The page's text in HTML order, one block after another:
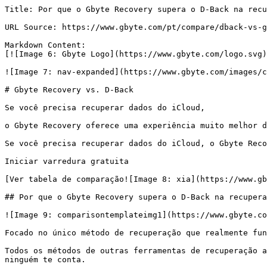
Title: Por que o Gbyte Recovery supera o D-Back na recuperação de dados do iPhone

URL Source: https://www.gbyte.com/pt/compare/dback-vs-gbyte

Markdown Content:
[![Image 6: Gbyte Logo](https://www.gbyte.com/logo.svg)](https://www.gbyte.com/pt)

![Image 7: nav-expanded](https://www.gbyte.com/images/components-icon/segment.svg)

# Gbyte Recovery vs. D-Back

Se você precisa recuperar dados do iCloud,

o Gbyte Recovery oferece uma experiência muito melhor do que o iMyFone D-Back.

Se você precisa recuperar dados do iCloud, o Gbyte Recovery oferece uma experiência muito melhor do que o iMyFone D-Back.

Iniciar varredura gratuita

[Ver tabela de comparação![Image 8: xia](https://www.gbyte.com/images/compare/xia.svg)](https://www.gbyte.com/pt/compare/dback-vs-gbyte#compare-table)

## Por que o Gbyte Recovery supera o D-Back na recuperação de dados do iPhone

![Image 9: comparisontemplateimg1](https://www.gbyte.com/images/compare/comparisontemplateimg1.png)

Focado no único método de recuperação que realmente funciona

Todos os métodos de outras ferramentas de recuperação ainda não dão resultado? Não é sua culpa. Esses métodos não funcionam mais ou vêm com condições rigorosas que ninguém te conta.

O Gbyte ignora os métodos sem saída e foca em uma coisa: a única forma moderna e de alto sucesso para realmente recuperar dados perdidos. Comece a varredura gratuita e veja o que este método pode recuperar para você.

![Image 10: comparisontemplateimg1](https://www.gbyte.com/images/compare/comparisontemplateimg2.png)

Resultados de recuperação que nunca enganam

Algumas ferramentas de recuperação rotulam dados existentes como "excluídos", enganando os usuários a acreditarem que seus dados perdidos foram recuperados. O Gbyte verifica cada informação antes de apresentá-la e nunca marca dados normais como excluídos.

O que você vê nos resultados da varredura reflete o estado real do seu dispositivo, para que você possa tomar decisões com base em informações precisas e honestas.

![Image 11: comparisontemplateimg1](https://www.gbyte.com/images/compare/comparisontemplateimg3.png)

Recupere seus dados perdidos a qualquer hora, em qualquer lugar

O Gbyte Recovery é a única ferramenta que funciona onde quer que você esteja, enquanto outras requerem instalação em desktop. Você pode escanear e visualizar dados perdidos diretamente pelo navegador do celular sem instalar nada.

Sabemos que a perda de dados nem sempre acontece quando você está em frente a um computador. Aja imediatamente com o Gbyte Recovery para recuperar seus dados perdidos no momento certo.

![Image 12: comparisontemplateimg1](https://www.gbyte.com/images/compare/comparisontemplateimg4.png)

A mais ampla cobertura de recuperação de aplicativos do setor

O Gbyte Recovery suporta quase todos os principais tipos de dados de aplicativos do mercado, enquanto muitas outras ferramentas só podem restaurar uma parte. Se você não encontra os dados que procura com outra ferramenta, é provável que esse tipo não seja suportado. De mensagens e contatos a fotos, vídeos e arquivos específicos de aplicativos, cobrimos tudo.

## Compare Gbyte Recovery e D-Back: Funcionalidade por funcionalidade

| Funcionalidades | ![Image 13: Our](https://www.gbyte.com/images/compare/gbyterecovery.svg) Gbyte Recovery | ![Image 14: other side](https://www.gbyte.com/images/compare/d-back.svg) D-Back |
| --- | --- | --- |
| Sem Risco de Reset do iPhone | ![Image 15: true](https://www.gbyte.com/images/compare/tabletrue.svg) | ![Image 16: false](https://www.gbyte.com/images/compare/tablefales.svg) Requer reset do dispositivo para recuperação de backup do iCloud |
| Criptografia de Ponta a Ponta | ![Image 17: true](https://www.gbyte.com/images/compare/tabletrue.svg) | ![Image 18: false](https://www.gbyte.com/images/compare/tablefales.svg) |
| Marcação Precisa de Exclusão | ![Image 19: true](https://www.gbyte.com/images/compare/tabletrue.svg) | ![Image 20: false](https://www.gbyte.com/images/compare/tablefales.svg) |
| Restauração Seletiva de Dados | ![Image 21: true](https://www.gbyte.com/images/compare/tabletrue.svg) | ![Image 22: warning](https://www.gbyte.com/images/compare/warning.svg) Requer sobrescrita completa do dispositivo para recuperação de backup do iCloud |
| Extração de Backup do iCloud | ![Image 23: true](https://www.gbyte.com/images/compare/tabletrue.svg) | ![Image 24: false](https://www.gbyte.com/images/compare/tablefales.svg) |
| Dados Sincronizados do iCloud | ![Image 25: true](https://www.gbyte.com/images/compare/tabletrue.svg) | ![Image 26: true](https://www.gbyte.com/images/compare/tabletrue.svg) |
| Recuperação de Backup do iTunes | ![Image 27: false](https://www.gbyte.com/images/compare/tablefales.svg) | ![Image 28: true](https://www.gbyte.com/images/compare/tabletrue.svg) |
| Recuperação Direta no Dispositivo | ![Image 29: true](https://www.gbyte.com/images/compare/tabletrue.svg) | ![Image 30: warning](https://www.gbyte.com/images/compare/warning.svg) Lê apenas dados existentes parciais, não os excluídos. |
| Varredura Gratuita no Celular | ![Image 31: true](https://www.gbyte.com/images/compare/tabletrue.svg) | ![Image 32: false](https://www.gbyte.com/images/compare/tablefales.svg) |
| Pré-visualização Gratuita de Resultados | ![Image 33: true](https://www.gbyte.com/images/compare/tabletrue.svg) | ![Image 34: warning](https://www.gbyte.com/images/compare/warning.svg) Pré-visualização bloqueada atrás de paywall para recuperação de backup do iCloud |
| Garantia de Reembolso | ![Image 35: true](https://www.gbyte.com/images/compare/tabletrue.svg) 30 dias | ![Image 36: warning](https://www.gbyte.com/images/compare/warning.svg) Difícil de obter |
| Fotos e Vídeos | ![Image 37: true](https://www.gbyte.com/images/compare/tabletrue.svg) | ![Image 38: warning](https://www.gbyte.com/images/compare/warning.svg) Só pode escanear fotos existentes, não as excluídas |
| Mensagens | ![Image 39: true](https://www.gbyte.com/images/compare/tabletrue.svg) | ![Image 40: warning](https://www.gbyte.com/images/compare/warning.svg) Só pode escanear mensagens existentes, não as excluídas |
| WhatsApp View-Once | ![Image 41: true](https://www.gbyte.com/images/compare/tabletrue.svg) | ![Image 42: false](https://www.gbyte.com/images/compare/tablefales.svg) |
| Instagram | ![Image 43: true](https://www.gbyte.com/images/compare/tabletrue.svg) | ![Image 44: false](https://www.gbyte.com/images/compare/tablefales.svg) |
| Snapchat | ![Image 45: true](https://www.gbyte.com/images/compare/tabletrue.svg) | ![Image 46: false](https://www.gbyte.com/images/compare/tablefales.svg) |
| Telegram | ![Image 47: true](https://www.gbyte.com/